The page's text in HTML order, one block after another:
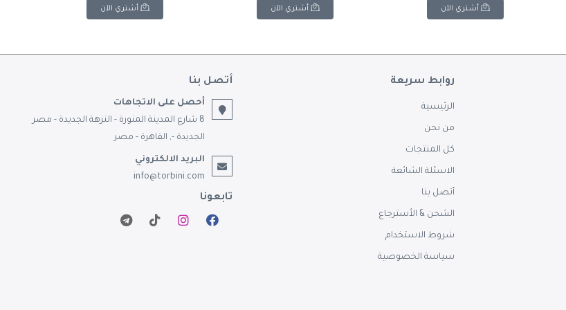
أشتري الآن أشتري الآن أشتري الآن
روابط سريعة
الرئيسية
من نحن
كل المنتجات
الاسئلة الشائعة
أتصل بنا
الشحن & الأسترجاع
شروط الاستخدام
سياسة الخصوصية
أتصل بنا
أحصل على الاتجاهات
8 شارع المدينة المنورة - النزهة الجديدة - مصر
الجديدة -, القاهرة - مصر
البريد الالكتروني
info@torbini.com
تابعونا